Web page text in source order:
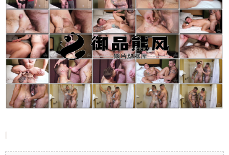
The Guy Site – Jack Fucks Bryan
当前隐藏内容需要支付100熊币 已有6人支付 登录
立刻注册 0 收藏